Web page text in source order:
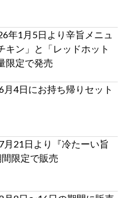
年1月5日より辛旨メニュ
キン」と「レッドホット
限定で発売
4日にお持ち帰りセット
月21日より『冷たーい旨
限定で販売